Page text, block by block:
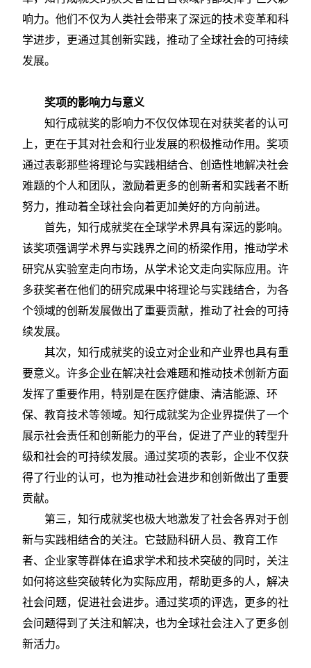
响力。他们不仅为人类社会带来了深远的技术变革和科
学进步，更通过其创新实践，推动了全球社会的可持续
发展。
奖项的影响力与意义
知行成就奖的影响力不仅仅体现在对获奖者的认可
上，更在于其对社会和行业发展的积极推动作用。奖项
通过表彰那些将理论与实践相结合、创造性地解决社会
难题的个人和团队，激励着更多的创新者和实践者不断
努力，推动着全球社会向着更加美好的方向前进。
首先，知行成就奖在全球学术界具有深远的影响。
该奖项强调学术界与实践界之间的桥梁作用，推动学术
研究从实验室走向市场，从学术论文走向实际应用。许
多获奖者在他们的研究成果中将理论与实践结合，为各
个领域的创新发展做出了重要贡献，推动了社会的可持
续发展。
其次，知行成就奖的设立对企业和产业界也具有重
要意义。许多企业在解决社会难题和推动技术创新方面
发挥了重要作用，特别是在医疗健康、清洁能源、环
保、教育技术等领域。知行成就奖为企业界提供了一个
展示社会责任和创新能力的平台，促进了产业的转型升
级和社会的可持续发展。通过奖项的表彰，企业不仅获
得了行业的认可，也为推动社会进步和创新做出了重要
贡献。
第三，知行成就奖也极大地激发了社会各界对于创
新与实践相结合的关注。它鼓励科研人员、教育工作
者、企业家等群体在追求学术和技术突破的同时，关注
如何将这些突破转化为实际应用，帮助更多的人，解决
社会问题，促进社会进步。通过奖项的评选，更多的社
会问题得到了关注和解决，也为全球社会注入了更多创
新活力。